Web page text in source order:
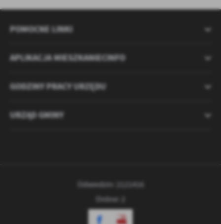
POMOCNE LINKI
APLIKACJA MIESZKANIECINFO
GODZINY PRACY URZĘDU
URZĄD GMINY
Odwiedzin: 2121416
Online: 2